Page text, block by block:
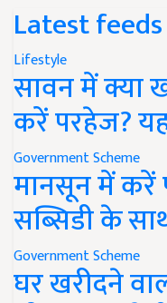
Latest feeds
Lifestyle
सावन में क्या
करें परहेज?
Government Scheme
मानसून में करें
सब्सिडी के
Government Scheme
घर खरीदने